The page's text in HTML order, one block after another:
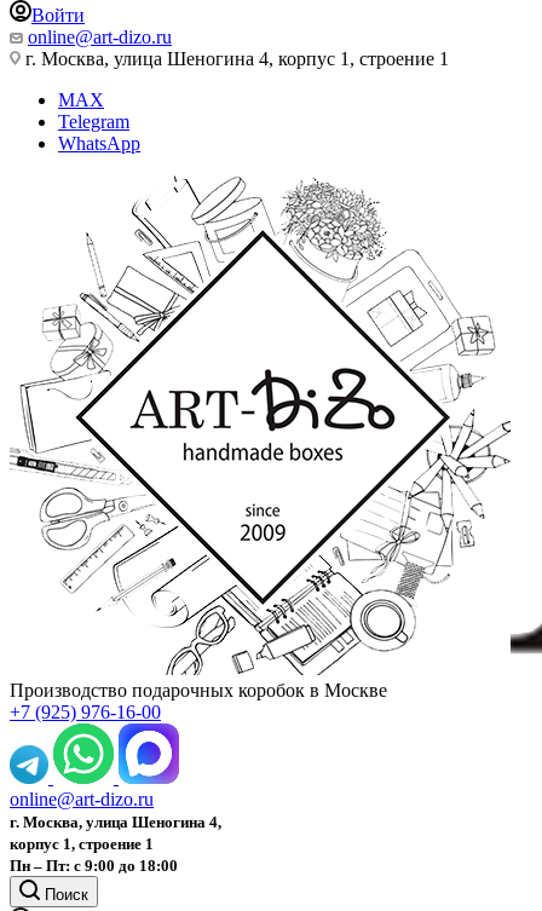
Войти
online@art-dizo.ru
г. Москва, улица Шеногина 4, корпус 1, строение 1
MAX
Telegram
WhatsApp
Производство подарочных коробок в Москве
+7 (925) 976-16-00
online@art-dizo.ru
г. Москва, улица Шеногина 4,
корпус 1, строение 1
Пн – Пт: с 9:00 до 18:00
Поиск